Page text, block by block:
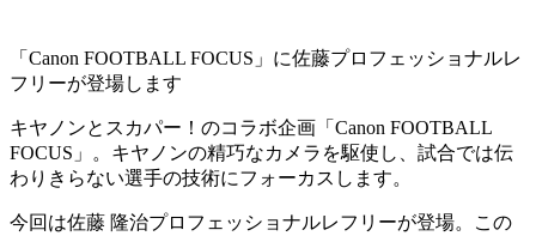
「Canon FOOTBALL FOCUS」に佐藤プロフェッショナルレ
フリーが登場します
キヤノンとスカパー！のコラボ企画「Canon FOOTBALL
FOCUS」。キヤノンの精巧なカメラを駆使し、試合では伝
わりきらない選手の技術にフォーカスします。
今回は佐藤 隆治プロフェッショナルレフリーが登場。この